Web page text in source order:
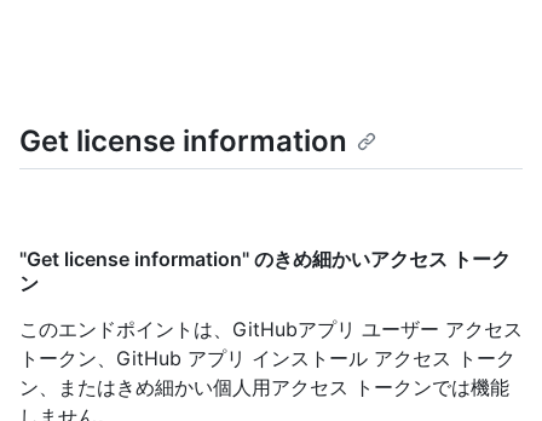
Get license information
"Get license information" のきめ細かいアクセス トーク
ン
このエンドポイントは、GitHubアプリ ユーザー アクセス
トークン、GitHub アプリ インストール アクセス トーク
ン、またはきめ細かい個人用アクセス トークンでは機能